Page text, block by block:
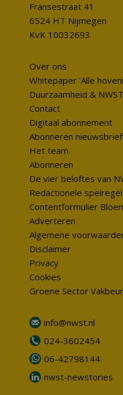
Fransestraat 41
6524 HT Nijmegen
KvK 10032693
Over ons
Whitepaper 'Alle
Duurzaamheid & NWST
Contact
Digitaal abonnement
Abonneren nieuwsbrief
Het team
Abonneren
De vier beloftes van
Redactionele
Contentformulier
Adverteren
Algemene
Disclaimer
Privacy
Cookies
Groene Sector
info@nwst.nl
024-3602454
06-42798144
nwst-newstories